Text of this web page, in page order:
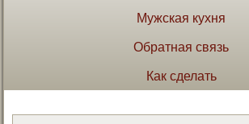
Мужская кухня
Обратная связь
Как сделать